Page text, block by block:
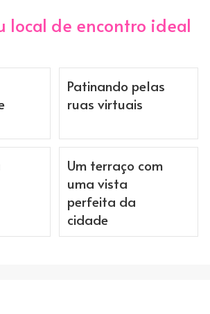
local de encontro ideal
Patinando pelas
ruas virtuais
Um terraço com
uma vista
perfeita da
cidade